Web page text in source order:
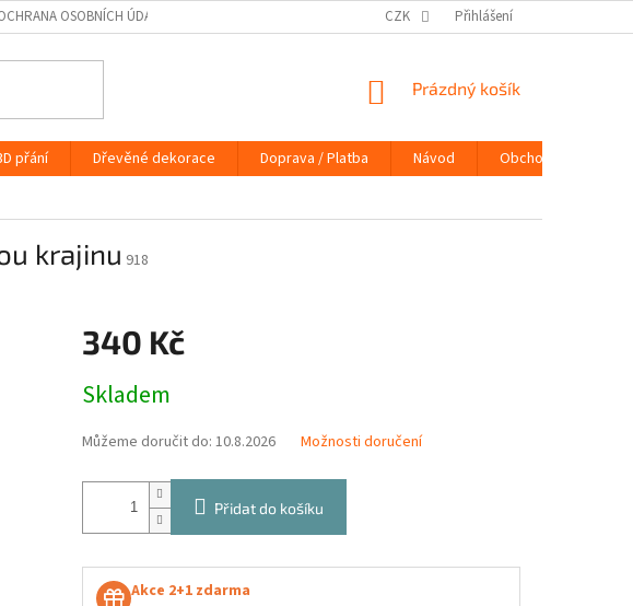
OSOBNÍCH ÚDAJŮ NÁVOD KONTAKTY
CZK Přihlášení
NÁKUPNÍ
Prázdný košík
přání Dřevěné dekorace Doprava / Platba Návod
Obchodní podmínky
krajinu 918
340 Kč
cena:
Skladem
Můžeme doručit do: 10.8.2026 Možnosti doručení
Přidat do košíku
Akce 2+1 zdarma